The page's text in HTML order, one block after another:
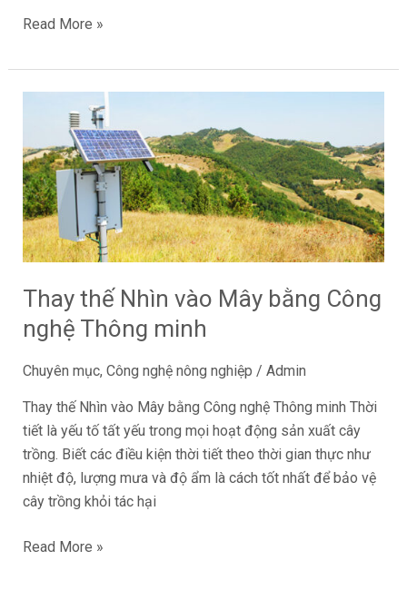
Read More »
Thay thế Nhìn vào Mây bằng Công
nghệ Thông minh
Chuyên mục, Công nghệ nông nghiệp / Admin
Thay thế Nhìn vào Mây bằng Công nghệ Thông minh Thời
tiết là yếu tố tất yếu trong mọi hoạt động sản xuất cây
trồng. Biết các điều kiện thời tiết theo thời gian thực như
nhiệt độ, lượng mưa và độ ẩm là cách tốt nhất để bảo vệ
cây trồng khỏi tác hại
Nhìn
vào
Mây
bằng
Công
nghệ
Thông
Read More »